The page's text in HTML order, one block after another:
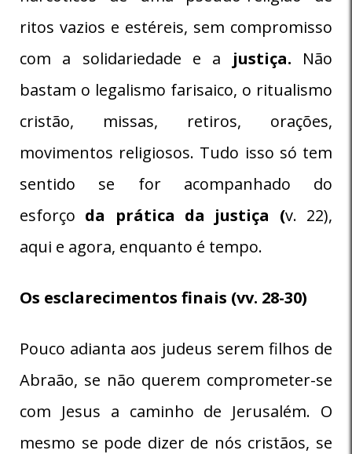
ritos vazios e estéreis, sem compromisso
com a solidariedade e a justiça. Não
bastam o legalismo farisaico, o ritualismo
cristão, missas, retiros, orações,
movimentos religiosos. Tudo isso só tem
sentido se for acompanhado do
esforço da prática da justiça (v. 22),
aqui e agora, enquanto é tempo.
Os esclarecimentos finais (vv. 28-30)
Pouco adianta aos judeus serem filhos de
Abraão, se não querem comprometer-se
com Jesus a caminho de Jerusalém. O
mesmo se pode dizer de nós cristãos, se